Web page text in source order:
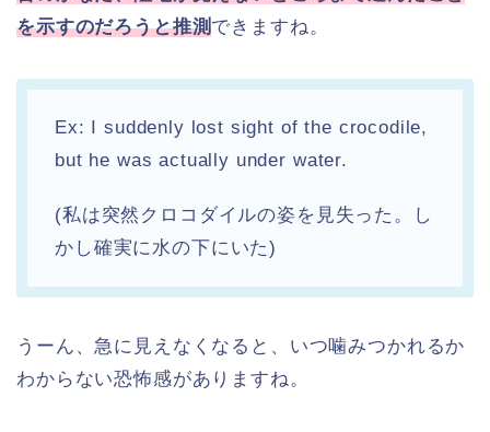
を示すのだろうと推測できますね。
Ex: I suddenly lost sight of the crocodile,
but he was actually under water.
(私は突然クロコダイルの姿を見失った。し
かし確実に水の下にいた)
うーん、急に見えなくなると、いつ噛みつかれるか
わからない恐怖感がありますね。